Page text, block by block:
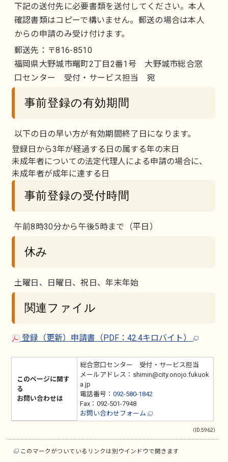
下記の送付先に必要書類を送付してください。本人
確認書類はコピーで構いません。郵送の場合は本人
からの申請のみ受け付けます。
郵送先：〒816-8510
福岡県大野城市曙町2丁目2番1号 大野城市総合窓
口センター 受付・サービス担当 宛
事前登録の有効期間
以下の日の早い方が有効期間終了日になります。
登録日から3年が経過する日の属する年の末日
未成年者についての法定代理人による申請の場合に、
未成年者が成年に達する日
事前登録の受付時間
午前8時30分から午後5時まで（平日）
休み
土曜日、日曜日、祝日、年末年始
関連ファイル
登録（更新）申請書（PDF：42.4キロバイト）
このページに関す
る
お問い合わせは
総合窓口センター 受付・サービス担当
メールアドレス：shimin@city.onojo.fukuok
a.jp
電話番号： 092-580-1842
Fax：092-501-7948
お問い合わせフォーム
（ID:5962）
このマークがついているリンクは別ウインドウで開きます